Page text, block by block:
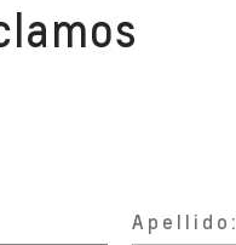
Apellido: